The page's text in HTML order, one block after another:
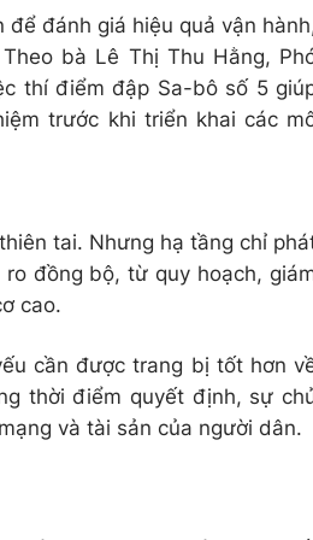
đánh giá hiệu quả vận
bà Lê Thị Thu Hằng,
thí điểm đập Sa-bô số 5
trước khi triển khai các
tai. Nhưng hạ tầng chỉ
đồng bộ, từ quy hoạch,
cao.
cần được trang bị tốt hơn
thời điểm quyết định, sự
và tài sản của người dân.